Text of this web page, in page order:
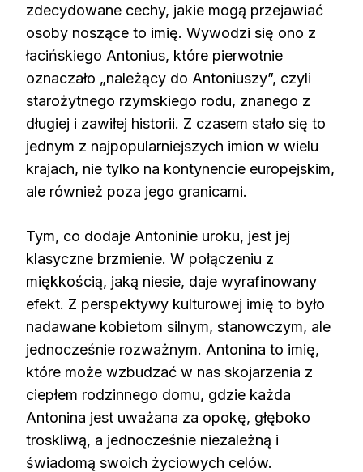
zdecydowane cechy, jakie mogą przejawiać
osoby noszące to imię. Wywodzi się ono z
łacińskiego Antonius, które pierwotnie
oznaczało „należący do Antoniuszy”, czyli
starożytnego rzymskiego rodu, znanego z
długiej i zawiłej historii. Z czasem stało się to
jednym z najpopularniejszych imion w wielu
krajach, nie tylko na kontynencie europejskim,
ale również poza jego granicami.
Tym, co dodaje Antoninie uroku, jest jej
klasyczne brzmienie. W połączeniu z
miękkością, jaką niesie, daje wyrafinowany
efekt. Z perspektywy kulturowej imię to było
nadawane kobietom silnym, stanowczym, ale
jednocześnie rozważnym. Antonina to imię,
które może wzbudzać w nas skojarzenia z
ciepłem rodzinnego domu, gdzie każda
Antonina jest uważana za opokę, głęboko
troskliwą, a jednocześnie niezależną i
świadomą swoich życiowych celów.